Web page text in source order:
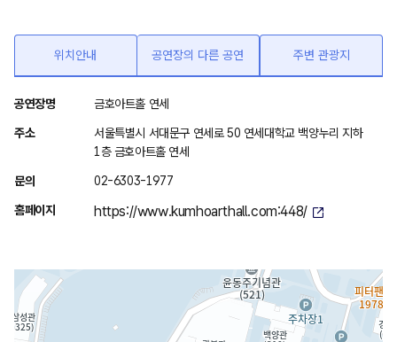
위치안내 공연장의 다른 공연 주변 관광지
위
치
내
공연장명 금호아트홀 연세
주소
서울특별시 서대문구 연세로 50 연세대학교 백양누리 지하
1층 금호아트홀 연세
문의 02-6303-1977
홈페이지 https://www.kumhoarthall.com:448/